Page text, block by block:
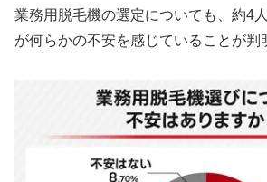
業務用脱毛機の選定についても、約4
が何らかの不安を感じていることが判